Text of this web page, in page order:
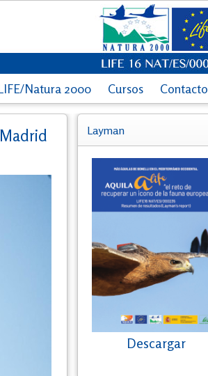
Natura 2000 Cursos Contacto
Layman
Descargar